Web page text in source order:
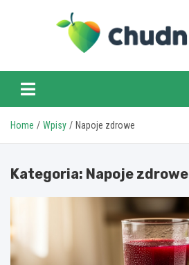
chudniesz.pl
Home Wpisy Napoje zdrowe
Kategoria: Napoje zdrowe